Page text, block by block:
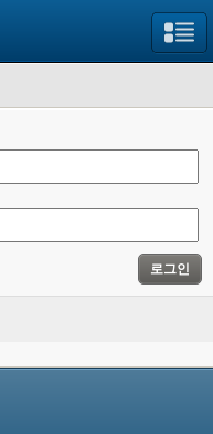
로그인